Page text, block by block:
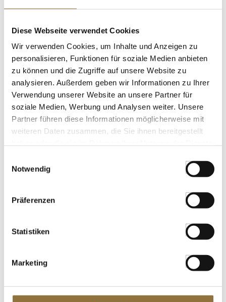
Diese Webseite verwendet Cookies
Wir verwenden Cookies, um Inhalte und Anzeigen zu
personalisieren, Funktionen für soziale Medien anbieten
zu können und die Zugriffe auf unsere Website zu
analysieren. Außerdem geben wir Informationen zu Ihrer
Verwendung unserer Website an unsere Partner für
soziale Medien, Werbung und Analysen weiter. Unsere
Partner führen diese Informationen möglicherweise mit
weiteren Daten zusammen, die Sie ihnen bereitgestellt
Notwendig
Präferenzen
Statistiken
Marketing
€ 287,99
€ 1151,96 / kg
St.
Rotgarnelen, Wildfang, ohne Kopf mit
Schale, ca. 32-40 Stück, TK, 1 kg, ATG
800g
Art.Nr.:59976
€ 33,69/ kg
45g, Osteuropa, Feyel, TK, ca.800 g,